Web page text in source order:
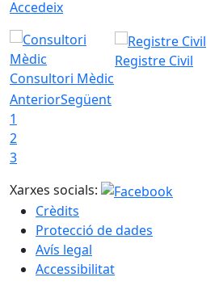
Accedeix
Consultori Mèdic
Registre Civil
AnteriorSegüent
1
2
3
Xarxes socials:
Crèdits
Protecció de dades
Avís legal
Accessibilitat